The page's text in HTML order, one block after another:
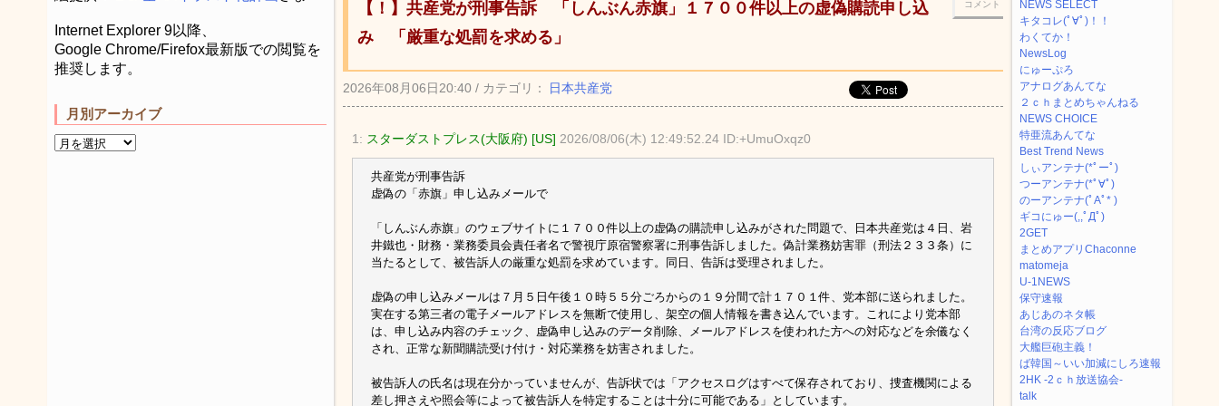
Internet Explorer 9以降、
Google Chrome/Firefox最新版での閲覧を
推奨します。
月別アーカイブ
コメント
【！】共産党が刑事告訴 「しんぶん赤旗」１７００件以上の虚偽購読申し込
み 「厳重な処罰を求める」
2026年08月06日20:40 / カテゴリ： 日本共産党
1: スターダストプレス(大阪府) [US] 2026/08/06(木) 12:49:52.24 ID:+UmuOxqz0
共産党が刑事告訴
虚偽の「赤旗」申し込みメールで
「しんぶん赤旗」のウェブサイトに１７００件以上の虚偽の購読申し込みがされた問題で、日本共産党は４日、岩
井鐵也・財務・業務委員会責任者名で警視庁原宿警察署に刑事告訴しました。偽計業務妨害罪（刑法２３３条）に
当たるとして、被告訴人の厳重な処罰を求めています。同日、告訴は受理されました。
虚偽の申し込みメールは７月５日午後１０時５５分ごろからの１９分間で計１７０１件、党本部に送られました。
実在する第三者の電子メールアドレスを無断で使用し、架空の個人情報を書き込んでいます。これにより党本部
は、申し込み内容のチェック、虚偽申し込みのデータ削除、メールアドレスを使われた方への対応などを余儀なく
され、正常な新聞購読受け付け・対応業務を妨害されました。
被告訴人の氏名は現在分かっていませんが、告訴状では「アクセスログはすべて保存されており、捜査機関による
差し押さえや照会等によって被告訴人を特定することは十分に可能である」としています。
NEWS SELECT
キタコレ(ﾟ∀ﾟ)！！
わくてか！
NewsLog
にゅーぷろ
アナログあんてな
２ｃｈまとめちゃんねる
NEWS CHOICE
特亜流あんてな
Best Trend News
しぃアンテナ(*ﾟーﾟ)
つーアンテナ(*ﾟ∀ﾟ)
のーアンテナ(ﾟAﾟ* )
ギコにゅー(,,ﾟДﾟ)
2GET
まとめアプリChaconne
matomeja
U-1NEWS
保守速報
あじあのネタ帳
台湾の反応ブログ
大艦巨砲主義！
ば韓国～いい加減にしろ速報
2HK -2ｃｈ放送協会-
talk